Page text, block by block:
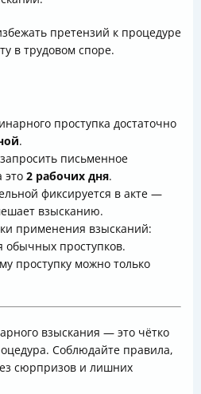
претензий к процедуре
в трудовом споре.
проступка достаточно
.
письменное
это 2 рабочих дня.
фиксируется в акте —
взысканию.
применения взысканий:
обычных проступков.
проступку можно только
взыскания — это чётко
Соблюдайте правила,
сюрпризов и лишних